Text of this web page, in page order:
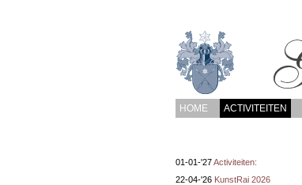
HOME ACTIVITEITEN
01-01-'27Activiteiten:
22-04-'26 KunstRai 2026